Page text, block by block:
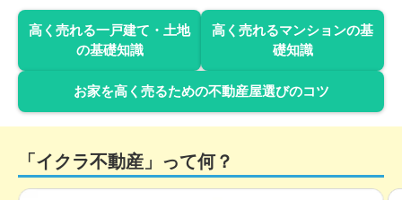
高く売れる一戸建て・土地
の基礎知識
高く売れるマンションの基
礎知識
お家を高く売るための不動産屋選びのコツ
「イクラ不動産」って何？